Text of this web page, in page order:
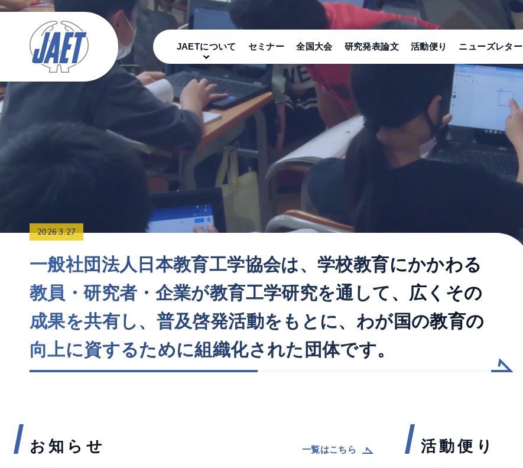
JAETについて セミナー 全国大会 研究発表論文 活動便り ニューズレター
は、学校教育にかかわる
研究を通して、広くその
もとに、わが国の教育の
た団体です。
2025.12.16
2026年度の全国大会は、高知県香美市で開催いたしま
す。
お知らせ 一覧はこちら 活動便り